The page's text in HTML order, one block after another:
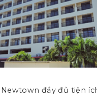
Newtown đầy đủ tiện